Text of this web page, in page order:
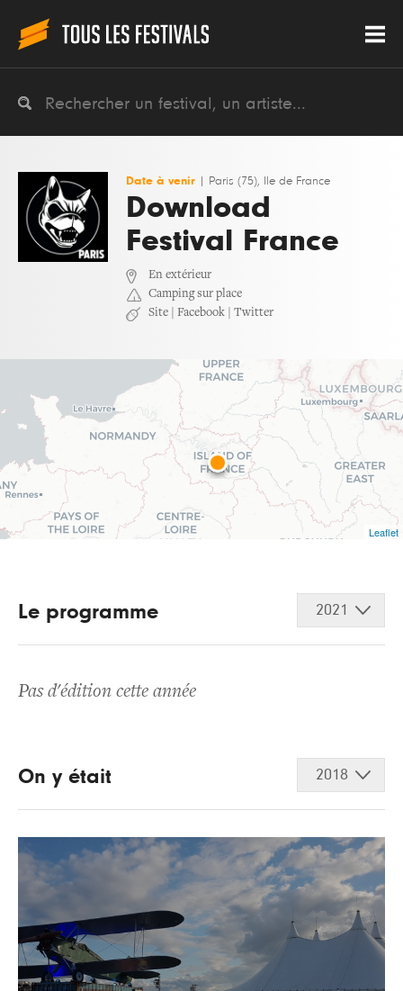
Date à venir Paris (75), Ile de France
Download
Festival France
En extérieur
Camping sur place
Site
Facebook Twitter
Leaflet
Le programme 2021
Pas d'édition cette année
On y était 2018